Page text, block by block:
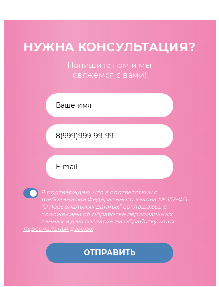
НУЖНА КОНСУЛЬТАЦИЯ?
Напишите нам и мы
свяжемся с вами!
Я подтверждаю, что в соответствии с
требованиями Федерального закона № 152-ФЗ
"О персональных данных” соглашаюсь с
положением об обработке персональных
данныхи даю согласие на обработку моих
персональных данных
ОТПРАВИТЬ